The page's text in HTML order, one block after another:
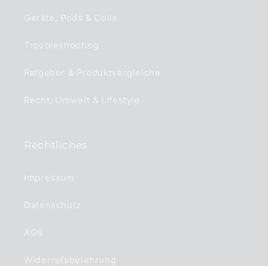
Geräte, Pods & Coils
Troubleshooting
Ratgeber & Produktvergleiche
Recht, Umwelt & Lifestyle
Rechtliches
Impressum
Datenschutz
AGB
Widerrufsbelehrung